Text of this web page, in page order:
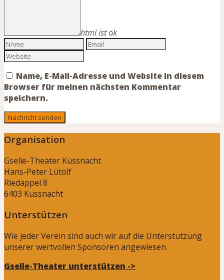
html ist ok
Name, E-Mail-Adresse und Website in diesem
Browser für meinen nächsten Kommentar
speichern.
Organisation
Gselle-Theater Küssnacht
Hans-Peter Lütolf
Riedappel 8
6403 Küssnacht
Unterstützen
Wie jeder Verein sind auch wir auf die Unterstützung
unserer wertvollen Sponsoren angewiesen.
Gselle-Theater unterstützen ->